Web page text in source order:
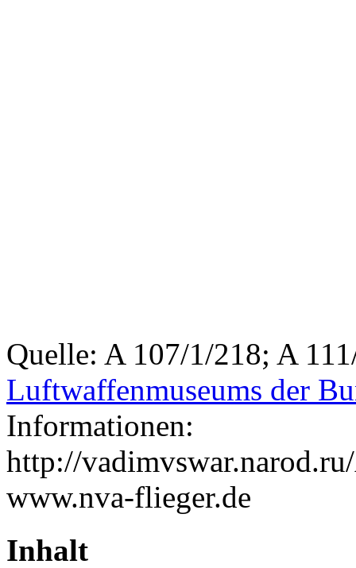
Quelle: A 107/1/218; A
Luftwaffenmuseums der
Informationen:
http://
www.nva-flieger.de
Inhalt